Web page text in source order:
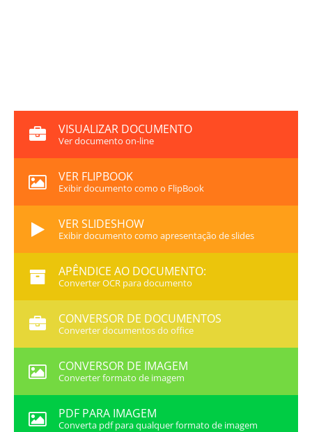
VISUALIZAR DOCUMENTO
Ver documento on-line
VER FLIPBOOK
Exibir documento como o FlipBook
VER SLIDESHOW
Exibir documento como apresentação de slides
APÊNDICE AO DOCUMENTO:
Converter OCR para documento
CONVERSOR DE DOCUMENTOS
Converter documentos do office
CONVERSOR DE IMAGEM
Converter formato de imagem
PDF PARA IMAGEM
Converta pdf para qualquer formato de imagem